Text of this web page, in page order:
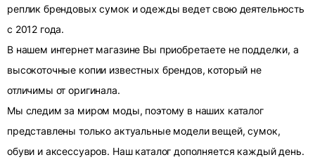
реплик брендовых сумок и одежды ведет свою деятельность
с 2012 года.
В нашем интернет магазине Вы приобретаете не подделки, а
высокоточные копии известных брендов, который не
отличимы от оригинала.
Мы следим за миром моды, поэтому в наших каталог
представлены только актуальные модели вещей, сумок,
обуви и аксессуаров. Наш каталог дополняется каждый день.